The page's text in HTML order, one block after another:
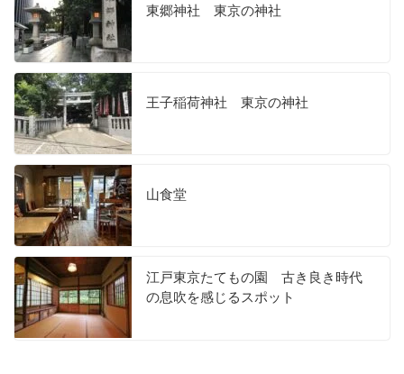
東郷神社 東京の神社
王子稲荷神社 東京の神社
山食堂
江戸東京たてもの園 古き良き時代
の息吹を感じるスポット